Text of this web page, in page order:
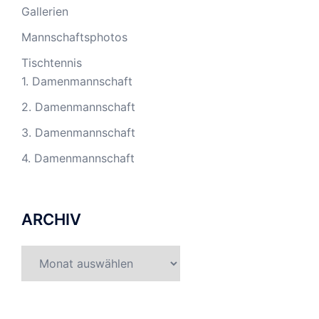
Gallerien
Mannschaftsphotos
Tischtennis
1. Damenmannschaft
2. Damenmannschaft
3. Damenmannschaft
4. Damenmannschaft
ARCHIV